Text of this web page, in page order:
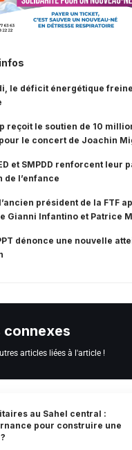
le déficit énergétique
reçoit le soutien de 10
pour le concert de Joachin
et SMPDD renforcent leur
de l’enfance
président de la FTF
Gianni Infantino et Patrice
dénonce une nouvelle
articles liées à l'article !
au Sahel central :
pour construire une